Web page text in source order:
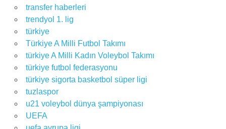
transfer haberleri
trendyol 1. lig
türkiye
Türkiye A Milli Futbol Takımı
türkiye A Milli Kadın Voleybol Takımı
türkiye futbol federasyonu
türkiye sigorta basketbol süper ligi
tuzlaspor
u21 voleybol dünya şampiyonası
UEFA